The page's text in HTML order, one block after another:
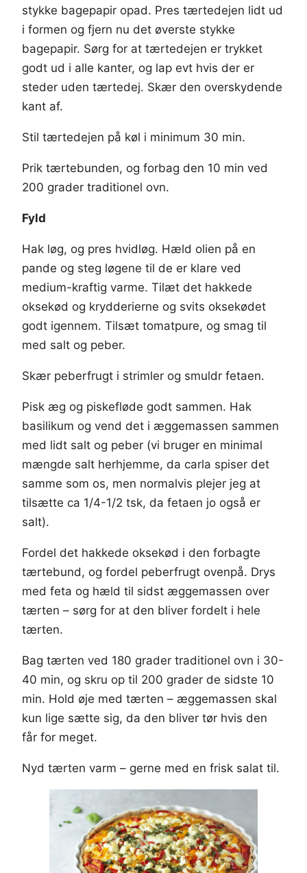
stykke bagepapir opad. Pres tærtedejen lidt ud
i formen og fjern nu det øverste stykke
bagepapir. Sørg for at tærtedejen er trykket
godt ud i alle kanter, og lap evt hvis der er
steder uden tærtedej. Skær den overskydende
kant af.
Stil tærtedejen på køl i minimum 30 min.
Prik tærtebunden, og forbag den 10 min ved
200 grader traditionel ovn.
Fyld
Hak løg, og pres hvidløg. Hæld olien på en
pande og steg løgene til de er klare ved
medium-kraftig varme. Tilæt det hakkede
oksekød og krydderierne og svits oksekødet
godt igennem. Tilsæt tomatpure, og smag til
med salt og peber.
Skær peberfrugt i strimler og smuldr fetaen.
Pisk æg og piskefløde godt sammen. Hak
basilikum og vend det i æggemassen sammen
med lidt salt og peber (vi bruger en minimal
mængde salt herhjemme, da carla spiser det
samme som os, men normalvis plejer jeg at
tilsætte ca 1/4-1/2 tsk, da fetaen jo også er
salt).
Fordel det hakkede oksekød i den forbagte
tærtebund, og fordel peberfrugt ovenpå. Drys
med feta og hæld til sidst æggemassen over
tærten – sørg for at den bliver fordelt i hele
tærten.
Bag tærten ved 180 grader traditionel ovn i 30-
40 min, og skru op til 200 grader de sidste 10
min. Hold øje med tærten – æggemassen skal
kun lige sætte sig, da den bliver tør hvis den
får for meget.
Nyd tærten varm – gerne med en frisk salat til.